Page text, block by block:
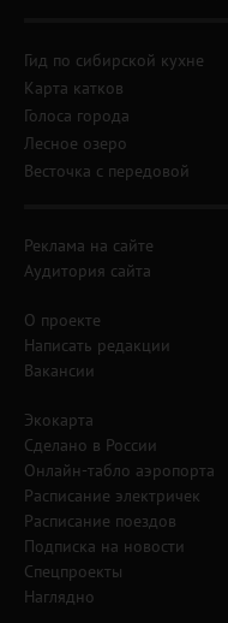
Гид по сибирской кухне
Карта катков
Голоса города
Лесное озеро
Весточка с передовой
Реклама на сайте
Аудитория сайта
О проекте
Написать редакции
Вакансии
Экокарта
Сделано в России
Онлайн-табло аэропорта
Расписание электричек
Расписание поездов
Подписка на новости
Спецпроекты
Наглядно